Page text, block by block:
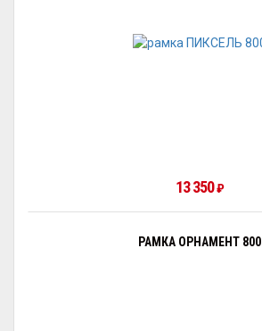
13 350₽
РАМКА ОРНАМЕНТ 800